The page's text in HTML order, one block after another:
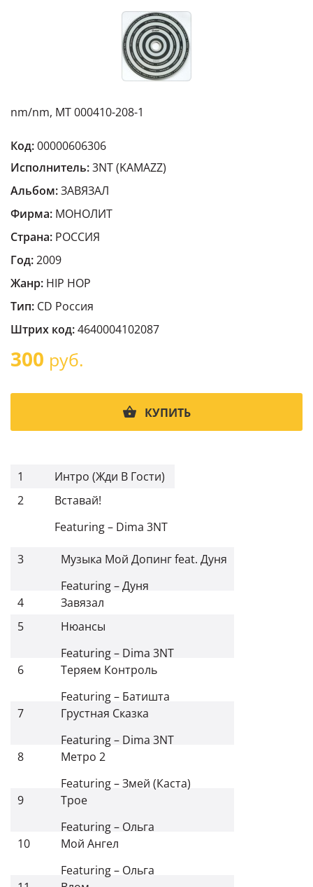
nm/nm, MT 000410-208-1
Код:00000606306
Исполнитель:3NT (KAMAZZ)
Альбом:ЗАВЯЗАЛ
Фирма: МОНОЛИТ
Страна: РОССИЯ
Год:2009
Жанр: HIP HOP
Тип: CD Россия
Штрих код:4640004102087
300 руб.
КУПИТЬ
1
Интро (Жди В Гости)
2
Вставай!
Featuring– Dima 3NT
3
Музыка Мой Допинг feat. Дуня
Featuring–Дуня
4
Завязал
5
Нюансы
Featuring– Dima 3NT
6
Теряем Контроль
Featuring– Батишта
7
Грустная Сказка
Featuring– Dima 3NT
8
Метро 2
Featuring–Змей (Каста)
9
Трое
Featuring– Ольга
10
Мой Ангел
Featuring– Ольга